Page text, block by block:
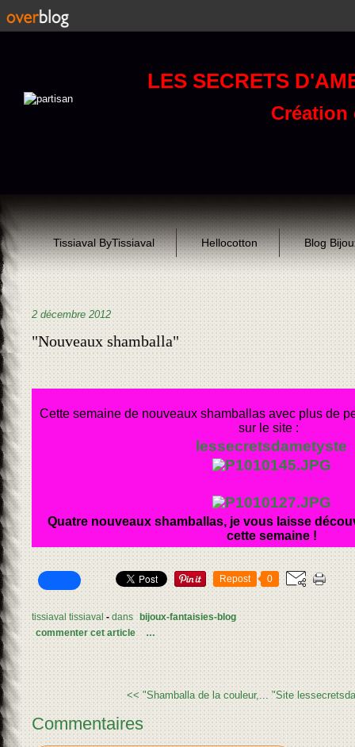
LES SECRETS
Création
Tissiaval ByTissiaval Hellocotton Blog
2 décembre 2012
"Nouveaux shamballa"
Cette semaine de nouveaux shamballas avec plus de
sur le site :
lessecretsdametyste
Quatre nouveaux shamballas, je vous laisse
cette semaine !
Repost 0
tissiaval tissiaval -dans bijoux-fantaisies-blog
commenter cet article
…
<< "Shamballa de la couleur,... "Site
Commentaires